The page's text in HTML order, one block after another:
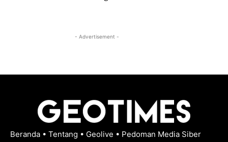
- Advertisement -
Beranda • Tentang • Geolive • Pedoman Media Siber